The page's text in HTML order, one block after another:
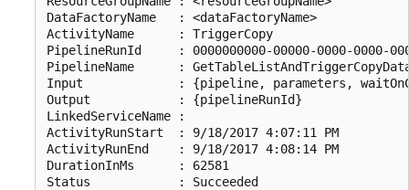
DataFactoryName   : <dataFactoryName>
ActivityName      : TriggerCopy
PipelineRunId     : 0000000000-00000-0000-0000-
PipelineName      :
Input             : {pipeline, parameters,
Output            : {pipelineRunId}
LinkedServiceName :
ActivityRunStart  : 9/18/2017 4:07:11 PM
ActivityRunEnd    : 9/18/2017 4:08:14 PM
DurationInMs      : 62581
Status            : Succeeded